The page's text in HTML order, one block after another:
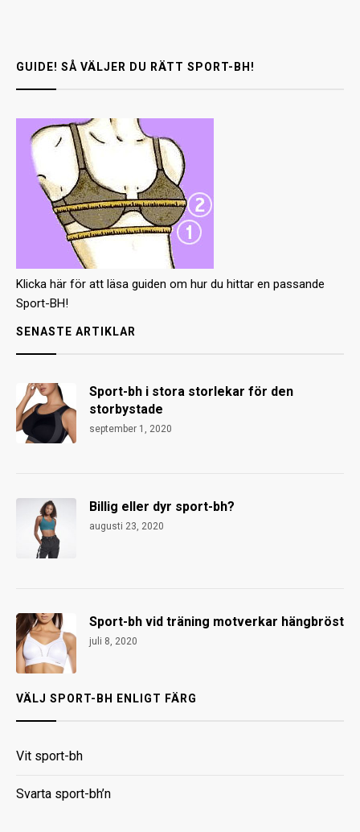
GUIDE! SÅ VÄLJER DU RÄTT SPORT-BH!
Klicka här för att läsa guiden om hur du hittar en passande
Sport-BH!
SENASTE ARTIKLAR
Sport-bh i stora storlekar för den
storbystade
september 1, 2020
Billig eller dyr sport-bh?
augusti 23, 2020
Sport-bh vid träning motverkar hängbröst
juli 8, 2020
VÄLJ SPORT-BH ENLIGT FÄRG
Vit sport-bh
Svarta sport-bh’n